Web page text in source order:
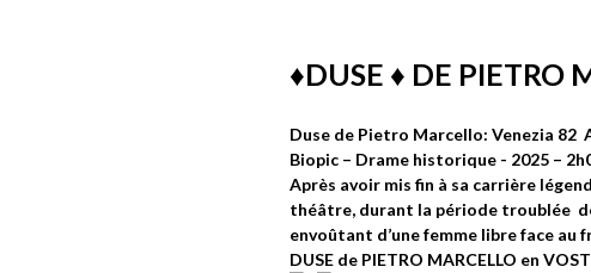
♦️DUSE ♦️ DE PIETRO
Duse de Pietro Marcello: Venezia 82
Biopic – Drame historique - 2025 –
Après avoir mis fin à sa carrière
théâtre, durant la période troublée
envoûtant d’une femme libre face
DUSE de PIETRO MARCELLO en